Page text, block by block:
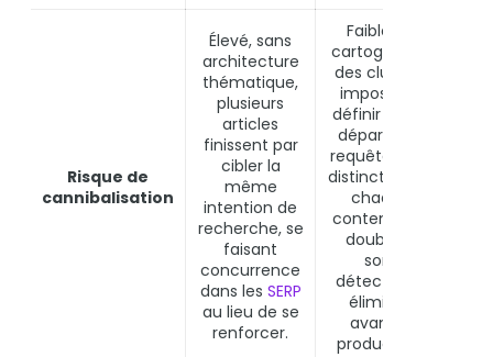
Risque de
cannibalisation
Élevé, sans
architecture
thématique,
plusieurs
articles
finissent par
cibler la
même
intention de
recherche, se
faisant
concurrence
dans les SERP
au lieu de se
renforcer.
Faible : la
cartographie
des clusters
impose de
définir dès le
départ une
requête cible
distincte pour
chaque
contenu. Les
doublons
sont
détectés et
éliminés
avant la
production.